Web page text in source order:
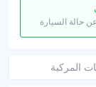
حالة السيارة
المركبة